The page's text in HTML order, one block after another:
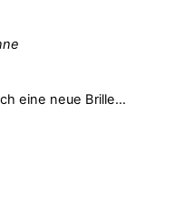
eine neue Brille…